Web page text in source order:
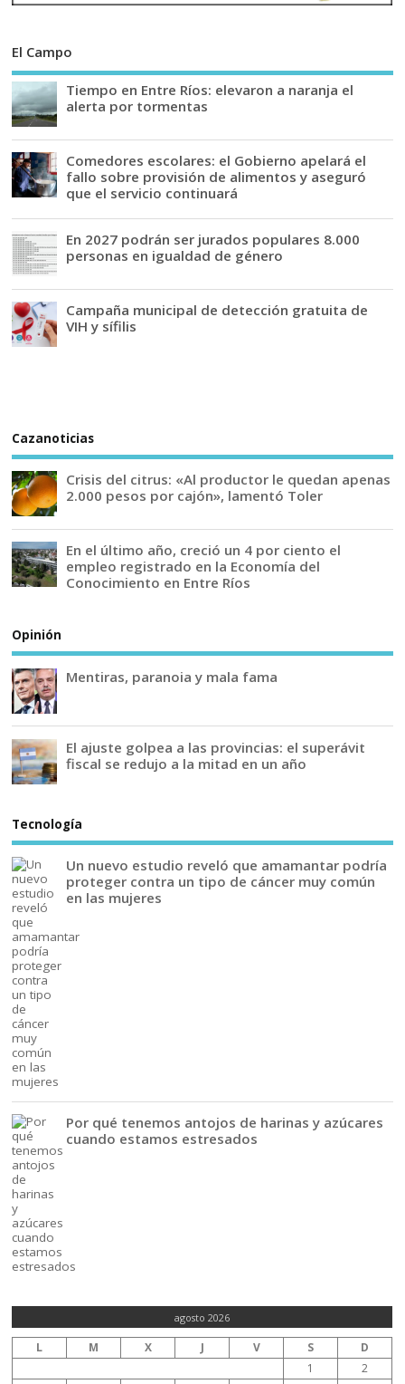
El Campo
Tiempo en Entre Ríos: elevaron a naranja el
alerta por tormentas
Comedores escolares: el Gobierno apelará el
fallo sobre provisión de alimentos y aseguró
que el servicio continuará
En 2027 podrán ser jurados populares 8.000
personas en igualdad de género
Campaña municipal de detección gratuita de
VIH y sífilis
Cazanoticias
Crisis del citrus: «Al productor le quedan apenas
2.000 pesos por cajón», lamentó Toler
En el último año, creció un 4 por ciento el
empleo registrado en la Economía del
Conocimiento en Entre Ríos
Opinión
Mentiras, paranoia y mala fama
El ajuste golpea a las provincias: el superávit
fiscal se redujo a la mitad en un año
Tecnología
Un nuevo estudio reveló que amamantar podría
proteger contra un tipo de cáncer muy común
en las mujeres
Por qué tenemos antojos de harinas y azúcares
cuando estamos estresados
agosto 2026
L M X J V S
D
1
2